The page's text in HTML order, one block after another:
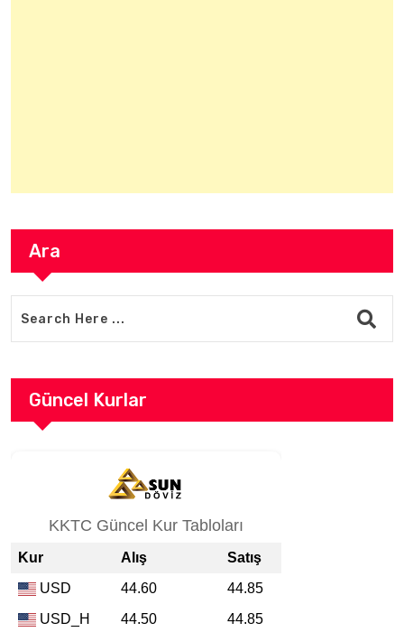
Ara
Güncel Kurlar